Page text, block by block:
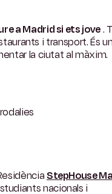
a Madrid si ets jove.
i transport. És
la ciutat al màxim.
StepHouse
nacionals i